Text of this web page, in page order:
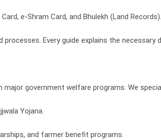
e-Shram Card, and Bhulekh (Land Records).
processes. Every guide explains the
government welfare programs. We
Yojana.
and farmer benefit programs.